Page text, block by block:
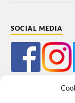
SOCIAL MEDIA